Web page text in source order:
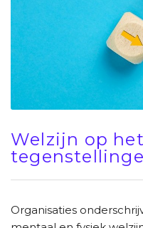
Welzijn op
Organisaties